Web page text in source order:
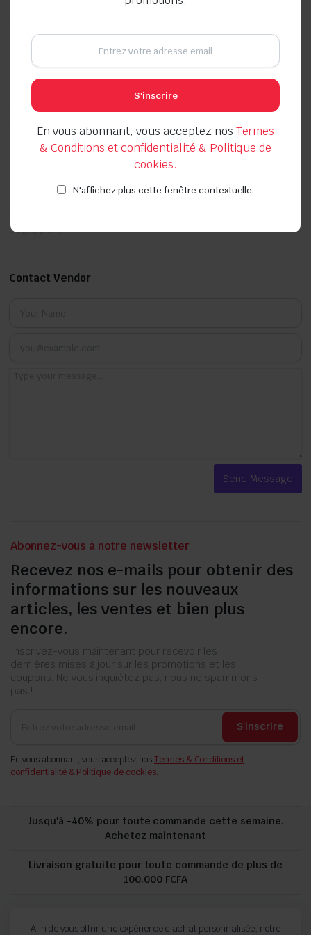
Equipement d'atelier
Outillage pneumatique
Offres promotionnelles
Couper, Poncer, Scier, Travail des surfaces
Chimie Bâtiment
Nettoyant chaudière et brûleur
Montage de fenêtres
Dégrippant
Contact Vendor
Abonnez-vous à notre newsletter
Recevez nos e-mails pour obtenir des
informations sur les nouveaux
articles, les ventes et bien plus
encore.
Inscrivez-vous maintenant pour recevoir les
dernières mises à jour sur les promotions et les
coupons. Ne vous inquiétez pas, nous ne spammons
pas !
S'inscrire
En vous abonnant, vous acceptez nosTermes & Conditions et
confidentialité & Politique de cookies.
Jusqu'à -40% pour toute commande cette semaine.
Achetez maintenant
Livraison gratuite pour toute commande de plus de
100.000 FCFA
S'inscrire
En vous abonnant, vous acceptez nos Termes
& Conditions et confidentialité & Politique de
cookies.
N'affichez plus cette fenêtre contextuelle.
Afin de vous offrir une expérience d'achat personnalisée, notre